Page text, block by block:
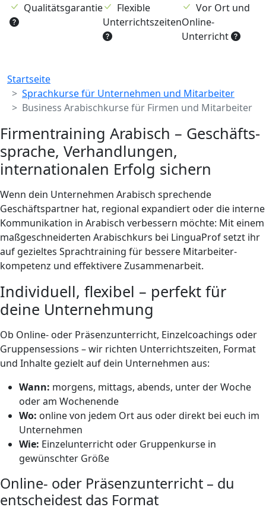
Qualitätsgarantie
Flexible
Unterrichtszeiten
Vor Ort und
Online-
Unterricht
Breadcrumb
Startseite
Sprachkurse für Unternehmen und Mitarbeiter
Business Arabischkurse für Firmen und Mitarbeiter
Firmen­training Arabisch – Geschäfts­
sprache, Verhandlungen,
internationalen Erfolg sichern
Wenn dein Unternehmen Arabisch sprechende
Geschäftspartner hat, regional expandiert oder die interne
Kommunikation in Arabisch verbessern möchte: Mit einem
maßgeschneiderten Arabischkurs bei LinguaProf setzt ihr
auf gezieltes Sprach­training für bessere Mitarbeiter­
kompetenz und effektivere Zusammenarbeit.
Individuell, flexibel – perfekt für
deine Unternehmung
Ob Online- oder Präsenz­unterricht, Einzel­coachings oder
Gruppen­sessions – wir richten Unterrichts­zeiten, Format
und Inhalte gezielt auf dein Unternehmen aus:
Wann: morgens, mittags, abends, unter der Woche
oder am Wochenende
Wo: online von jedem Ort aus oder direkt bei euch im
Unternehmen
Wie: Einzel­unterricht oder Gruppenkurse in
gewünschter Größe
Online- oder Präsenz­unterricht – du
entscheidest das Format